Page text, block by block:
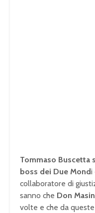
Tommaso Buscetta s
boss dei Due Mondi
collaboratore di
sanno che Don
volte e che da